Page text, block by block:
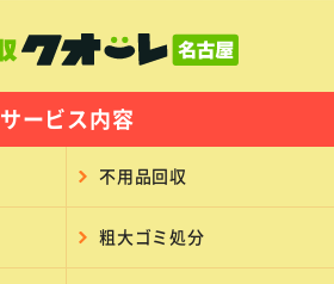
サービス内容
不用品回収
粗大ゴミ処分